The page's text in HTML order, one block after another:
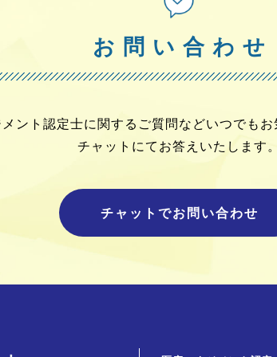
お問い合わせ
ント認定士に関する ご質問などいつでもお
チャットにてお答えいたします。
チャットでお問い合わせ